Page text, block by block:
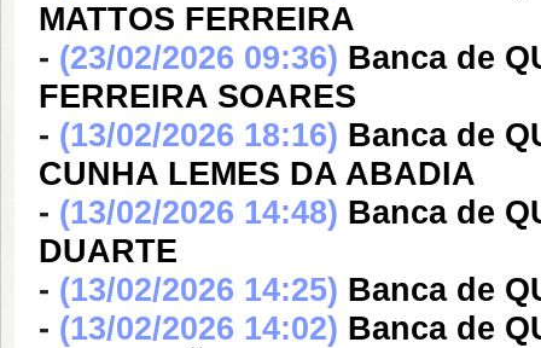
MATTOS FERREIRA
- (23/02/2026 09:36) Banca de
FERREIRA SOARES
- (13/02/2026 18:16) Banca de
CUNHA LEMES DA ABADIA
- (13/02/2026 14:48) Banca de
DUARTE
- (13/02/2026 14:25) Banca de
- (13/02/2026 14:02) Banca de